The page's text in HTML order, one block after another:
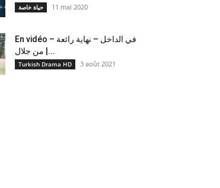
حياة خاصة 11 mai 2020
En vidéo – في الداخل – نهاية رائعة
من جلال |...
Turkish Drama HD 3 août 2021